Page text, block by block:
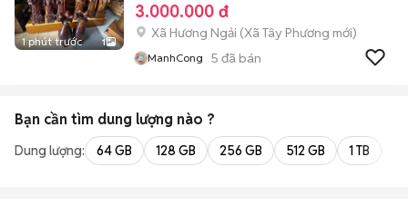
1 phút trước 1
3.000.000 đ
Xã Hương Ngải (Xã Tây Phương mới)
ManhCong 5 đã bán
Bạn cần tìm dung lượng nào ?
Dung lượng: 64 GB 128 GB 256 GB 512 GB 1 TB